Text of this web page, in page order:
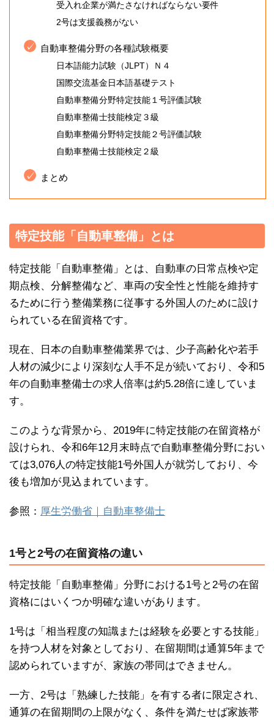
受入れ企業が満たさなければならない要件
2号は支援義務がない
自動車整備分野の各種試験概要
日本語能力試験（JLPT）Ｎ４
国際交流基金日本語基礎テスト
自動車整備分野特定技能１号評価試験
自動車整備士技能検定３級
自動車整備分野特定技能２号評価試験
自動車整備士技能検定２級
まとめ
特定技能「自動車整備」とは
特定技能「自動車整備」とは、自動車の日常点検や定
期点検、分解整備など、車両の安全性と性能を維持す
るために行う整備業務に従事する外国人のために設け
られている在留資格です。
現在、日本の自動車整備業界では、少子高齢化や若手
人材の減少により深刻な人手不足が続いており、令和5
年の自動車整備士の求人倍率は約5.28倍に達していま
す。
このような背景から、2019年に特定技能の在留資格が
設けられ、令和6年12月末時点で自動車整備分野におい
ては3,076人の特定技能1号外国人が就労しており、今
後も増加が見込まれています。
参照： 厚生労働省｜自動車整備士
1号と2号の在留資格の違い
特定技能「自動車整備」分野における1号と2号の在留
資格にはいくつか明確な違いがあります。
1号は「相当程度の知識または経験を必要とする技能」
を持つ人材を対象としており、在留期間は通算5年まで
認められていますが、家族の帯同はできません。
一方、2号は「熟練した技能」を有する者に限定され、
通算の在留期間の上限がなく、条件を満たせば家族帯